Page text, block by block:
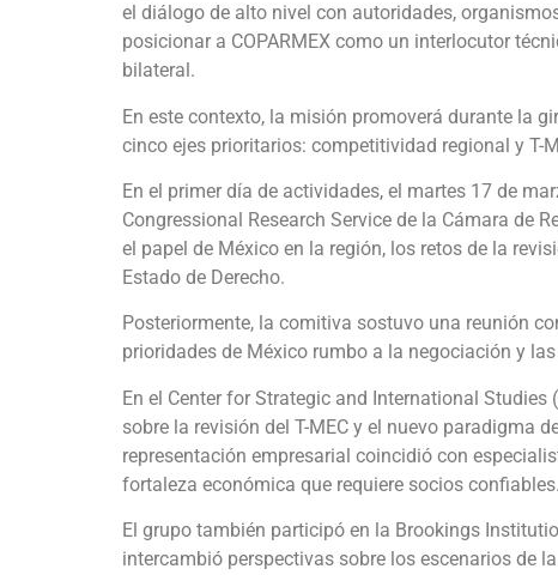
el diálogo de alto nivel con autoridades,
posicionar a COPARMEX como un interlocutor
bilateral.
En este contexto, la misión promoverá durante la
cinco ejes prioritarios: competitividad regional y T-
En el primer día de actividades, el martes 17 de
Congressional Research Service de la Cámara de
el papel de México en la región, los retos de la
Estado de Derecho.
Posteriormente, la comitiva sostuvo una reunión
prioridades de México rumbo a la negociación y
En el Center for Strategic and International
sobre la revisión del T-MEC y el nuevo paradigma
representación empresarial coincidió con
fortaleza económica que requiere socios confiables.
El grupo también participó en la Brookings
intercambió perspectivas sobre los escenarios de